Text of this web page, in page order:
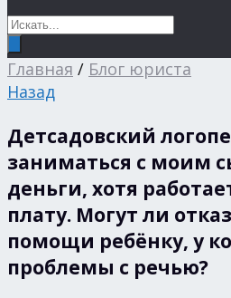
Главная / Блог юриста
Назад
Детсадовский
заниматься с моим
деньги, хотя
плату. Могут ли
помощи ребёнку, у
проблемы с речью?